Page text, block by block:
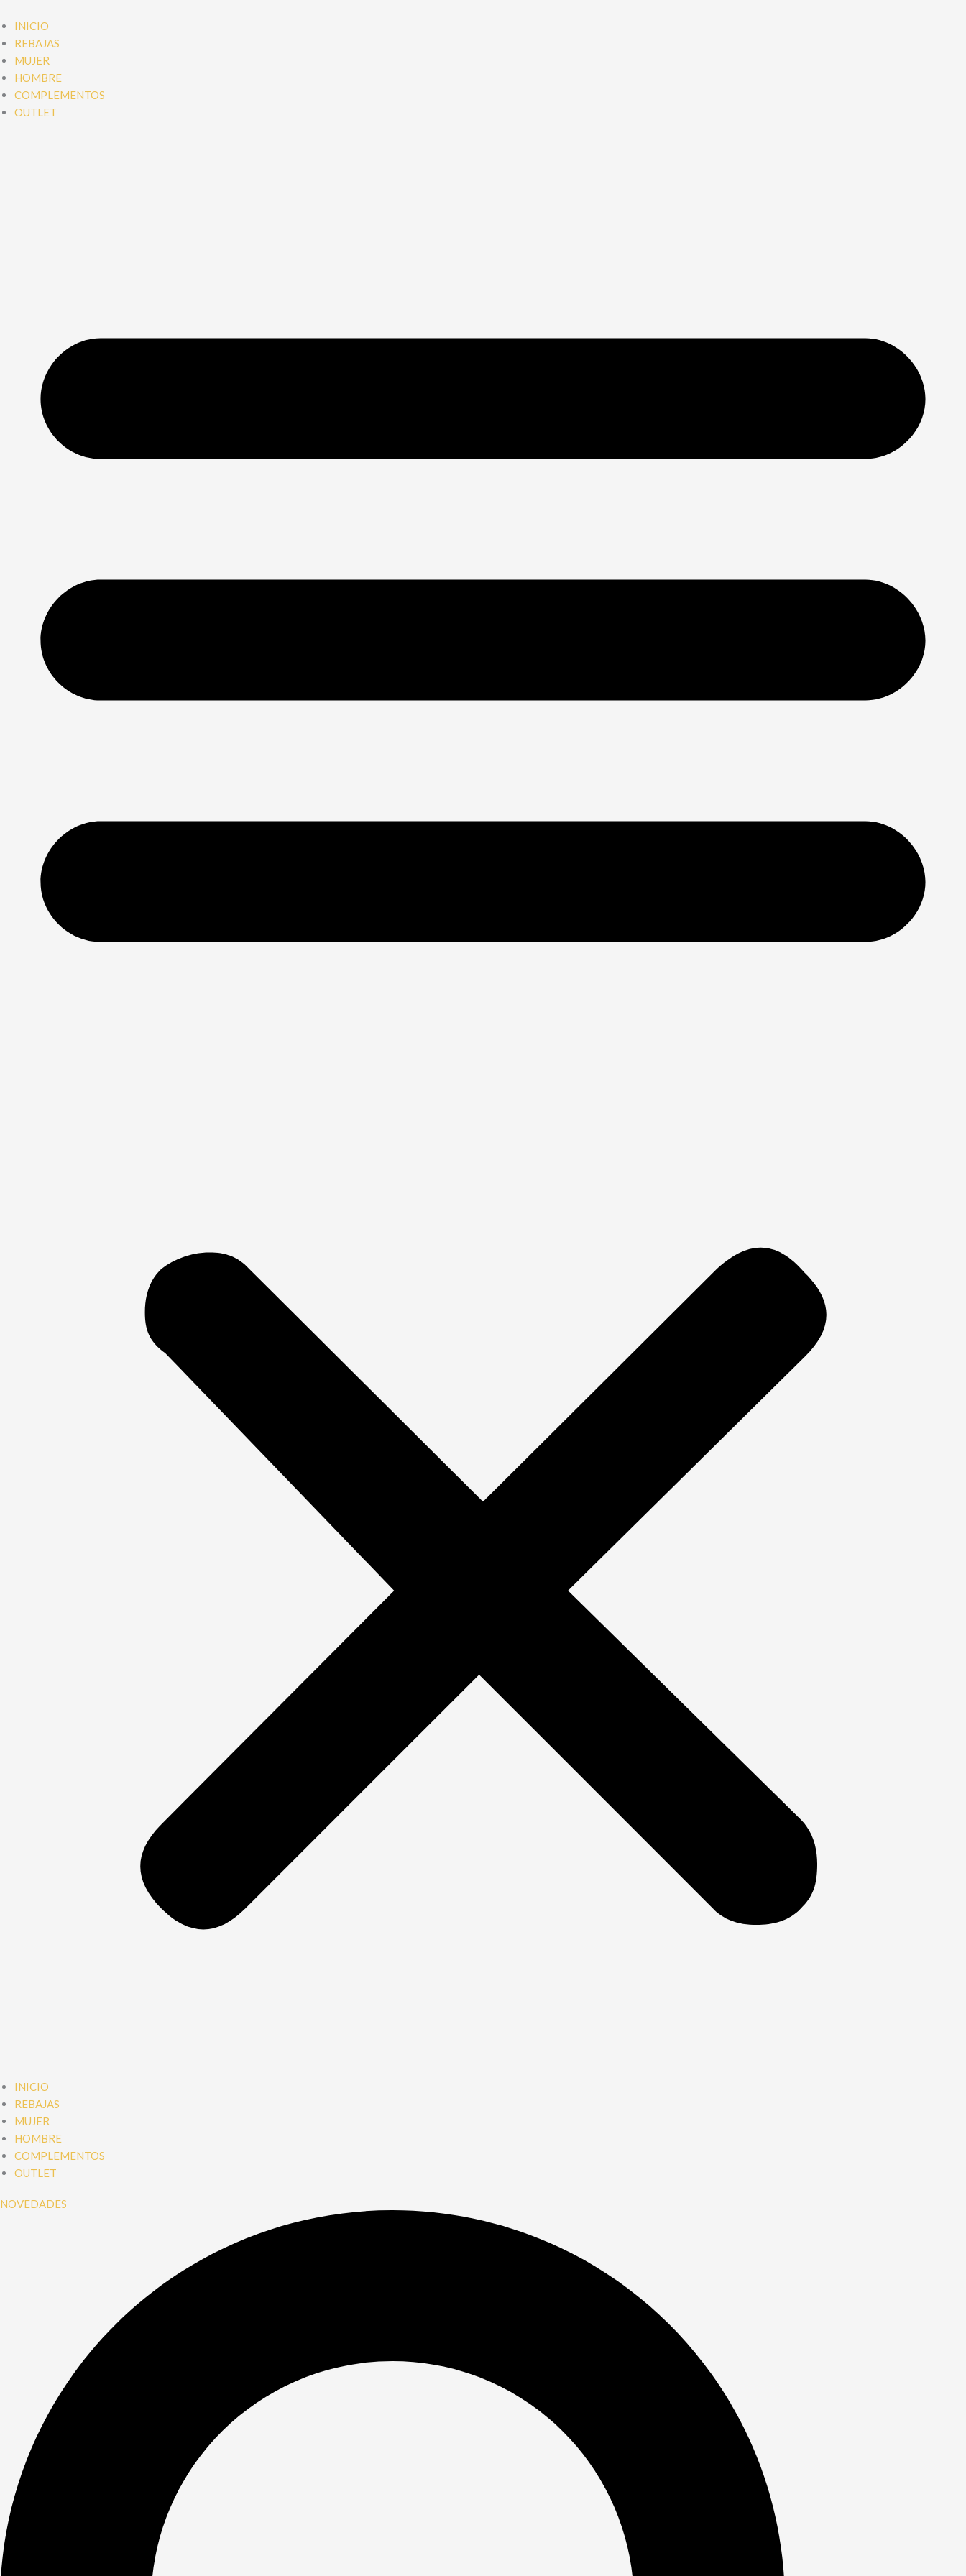
al
contenido
INICIO
REBAJAS
MUJER
HOMBRE
COMPLEMENTOS
OUTLET
INICIO
REBAJAS
MUJER
HOMBRE
COMPLEMENTOS
OUTLET
NOVEDADES